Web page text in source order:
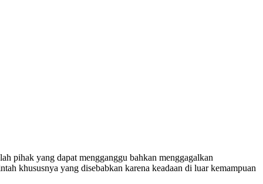
pihak yang dapat mengganggu bahkan menggagalkan
khususnya yang disebabkan karena keadaan di luar kemampuan